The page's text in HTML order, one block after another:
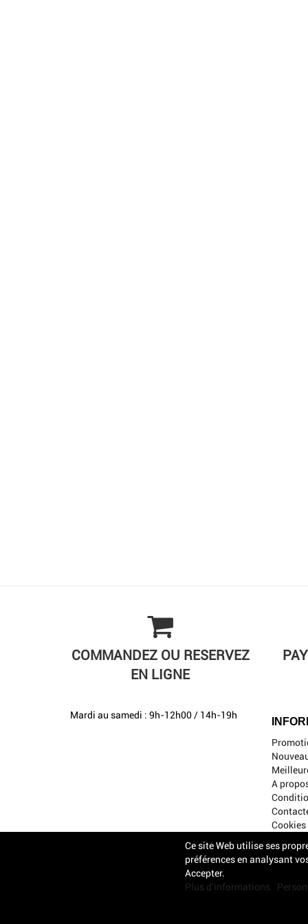
COMMANDEZ OU RESERVEZ
EN LIGNE
Mardi au samedi : 9h-12h00 / 14h-19h
A
Cookies
Propulsé par Acheteza
Ce site Web utilise ses
préférences en analysant
Accepter.
Plus d'informations